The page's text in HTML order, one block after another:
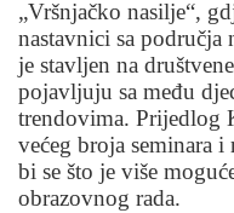
„Vršnjačko nasilje“,
nastavnici sa područja
je stavljen na
pojavljuju sa među
trendovima. Prijedlog
većeg broja seminara
bi se što je više
obrazovnog rada.